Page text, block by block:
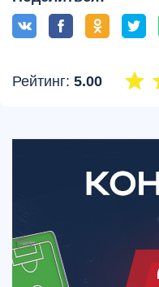
Рейтинг: 5.00